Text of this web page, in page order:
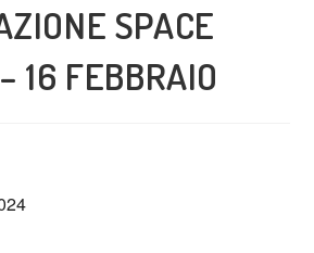
SPACE
16 FEBBRAIO